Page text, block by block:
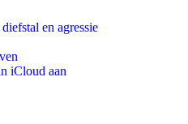
en agressie
iCloud aan